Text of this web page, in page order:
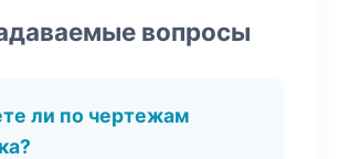
вопросы
ли по чертежам